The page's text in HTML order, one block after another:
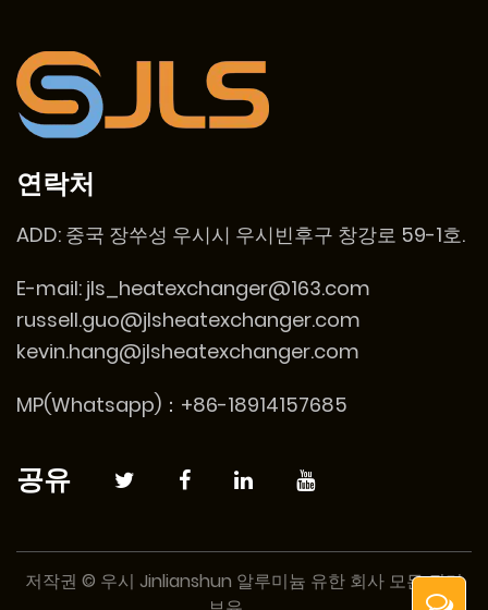
연락처
ADD: 중국 장쑤성 우시시 우시빈후구 창강로 59-1호.
E-mail: jls_heatexchanger@163.com
russell.guo@jlsheatexchanger.com
kevin.hang@jlsheatexchanger.com
MP(Whatsapp)：+86-18914157685
공유
저작권 © 우시 Jinlianshun 알루미늄 유한 회사 모든 권리